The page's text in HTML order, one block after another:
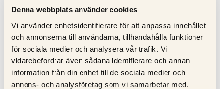
Denna webbplats använder cookies
Vi använder enhetsidentifierare för att anpassa innehållet
och annonserna till användarna, tillhandahålla funktioner
för sociala medier och analysera vår trafik. Vi
vidarebefordrar även sådana identifierare och annan
information från din enhet till de sociala medier och
annons- och analysföretag som vi samarbetar med.